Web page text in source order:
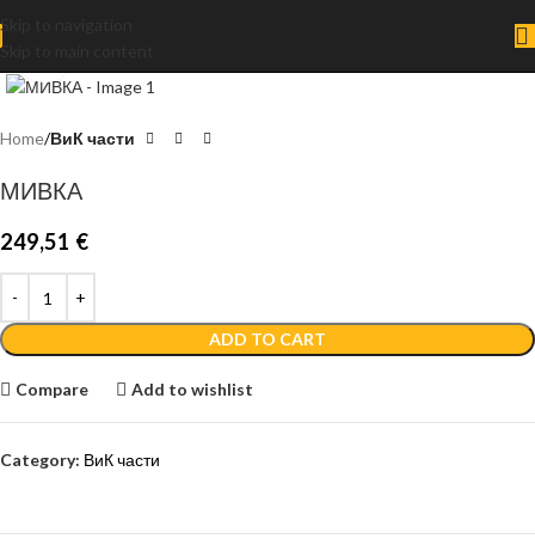
Skip to navigation
Skip to main content
Home ВиК части
МИВКА
249,51 €
ADD TO CART
Compare Add to wishlist
Category: ВиК части